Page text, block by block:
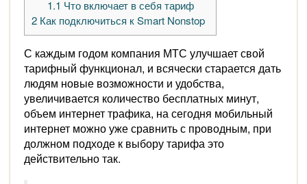
1.1 Что включает в себя тариф
2 Как подключиться к Smart Nonstop
С каждым годом компания МТС улучшает свой
тарифный функционал, и всячески старается дать
людям новые возможности и удобства,
увеличивается количество бесплатных минут,
объем интернет трафика, на сегодня мобильный
интернет можно уже сравнить с проводным, при
должном подходе к выбору тарифа это
действительно так.